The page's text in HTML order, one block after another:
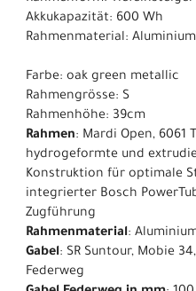
Akkukapazität: 600 Wh
Rahmenmaterial: Aluminium
Farbe: oak green metallic
Rahmengrösse: S
Rahmenhöhe: 39cm
Rahmen: Mardi Open, 6061
hydrogeformte und
Konstruktion für optimale
integrierter Bosch
Zugführung
Rahmenmaterial:
Gabel: SR Suntour, Mobie
Federweg